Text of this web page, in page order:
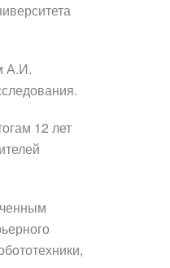
А.И.
12 лет